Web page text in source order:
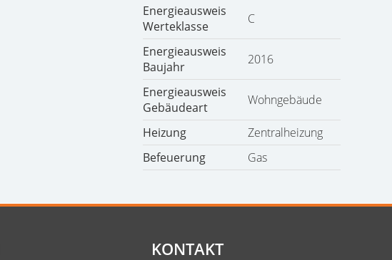
Energieausweis
Werteklasse
C
Energieausweis
Baujahr
2016
Energieausweis
Gebäudeart
Wohngebäude
Heizung
Zentralheizung
Befeuerung
Gas
KONTAKT